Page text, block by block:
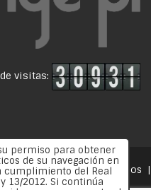
visitas:
los derechos reservados |
permiso para obtener
de su navegación en
cumplimiento del Real
13/2012. Si continúa